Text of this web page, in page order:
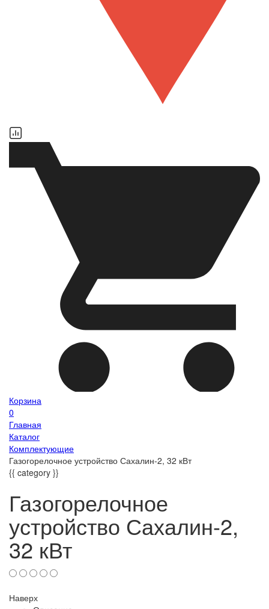
Корзина
0
Главная
Каталог
Комплектующие
Газогорелочное устройство Сахалин-2, 32 кВт
{{ category }}
Газогорелочное
устройство Сахалин-2,
32 кВт
Наверх